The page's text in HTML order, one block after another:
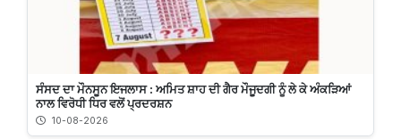
ਸੰਸਦ ਦਾ ਮੌਨਸੂਨ ਇਜਲਾਸ : ਅਮਿਤ ਸ਼ਾਹ ਦੀ ਗੈਰ ਮੌਜੂਦਗੀ ਨੂੰ ਲੇ ਕੇ ਅੰਕੜਿਆਂ
ਨਾਲ ਵਿਰੋਧੀ ਧਿਰ ਵਲੋਂ ਪ੍ਰਦਰਸ਼ਨ
10-08-2026